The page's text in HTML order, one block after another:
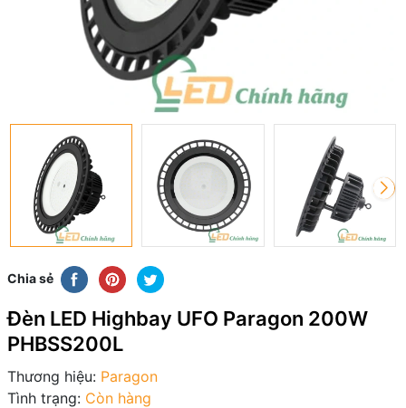
Chia sẻ
Đèn LED Highbay UFO Paragon 200W
PHBSS200L
Thương hiệu: Paragon
Tình trạng: Còn hàng